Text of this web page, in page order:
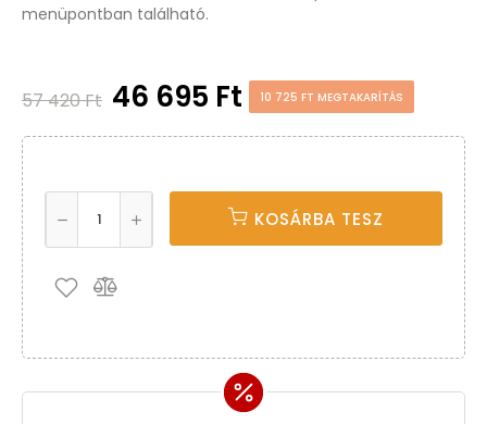
menüpontban található.
57 420 Ft 46 695 Ft 10 725 FT MEGTAKARÍTÁS
KOSÁRBA TESZ